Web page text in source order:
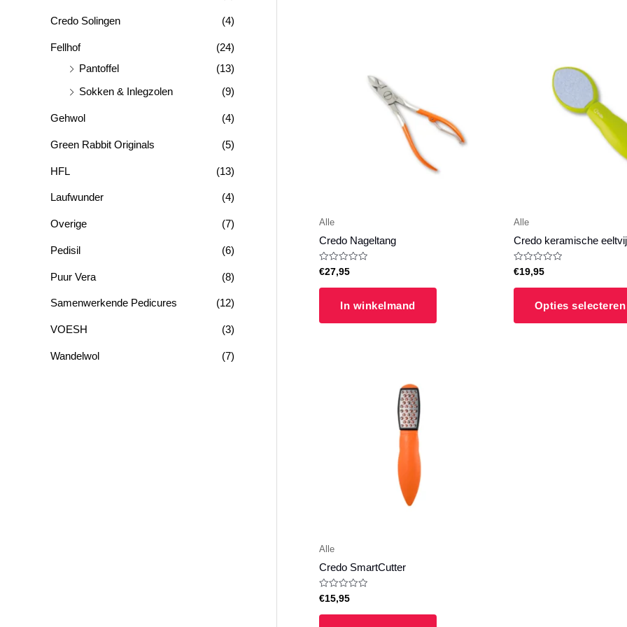
rCredo Solingen (4)
Fellhof
(24)
Pantoffel
(13)
Sokken & Inlegzolen
(9)
Gehwol (4)
Green Rabbit Originals (5)
HFL (13)
Laufwunder (4)
Overige (7)
Pedisil (6)
Puur Vera (8)
Samenwerkende Pedicures (12)
VOESH (3)
Wandelwol (7)
Alle
Credo Nageltang
Waardering
0
uit
€27,95
In winkelmand
Alle
Credo keramische
Waardering
0
uit
€19,95
Opties selecteren
Alle
Credo SmartCutter
Waardering
0
uit
€15,95